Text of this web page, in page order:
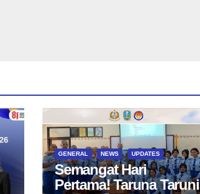
GENERAL NEWS UPDATES
Semangat Hari
Pertama! Taruna Taruni